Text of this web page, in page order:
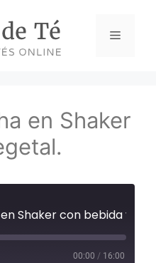
Menu
en Shaker
00:00 / 16:00